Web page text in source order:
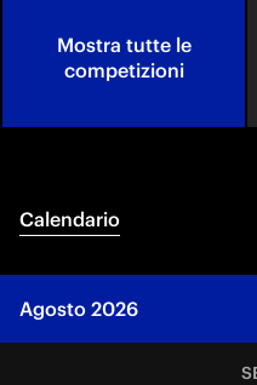
Mostra tutte le
competizioni
Calendario
Agosto 2026